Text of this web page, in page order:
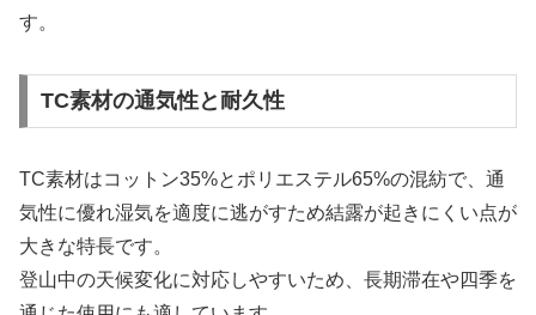
す。
TC素材の通気性と耐久性
TC素材はコットン35%とポリエステル65%の混紡で、通
気性に優れ湿気を適度に逃がすため結露が起きにくい点が
大きな特長です。
登山中の天候変化に対応しやすいため、長期滞在や四季を